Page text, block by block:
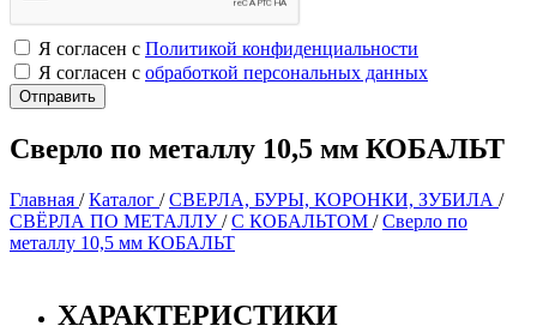
Я согласен с Политикой конфиденциальности
Я согласен с обработкой персональных данных
Сверло по металлу 10,5 мм КОБАЛЬТ
Главная /Каталог /СВЕРЛА, БУРЫ, КОРОНКИ, ЗУБИЛА /
СВЁРЛА ПО МЕТАЛЛУ/С КОБАЛЬТОМ /Сверло по
металлу 10,5 мм КОБАЛЬТ
ХАРАКТЕРИСТИКИ